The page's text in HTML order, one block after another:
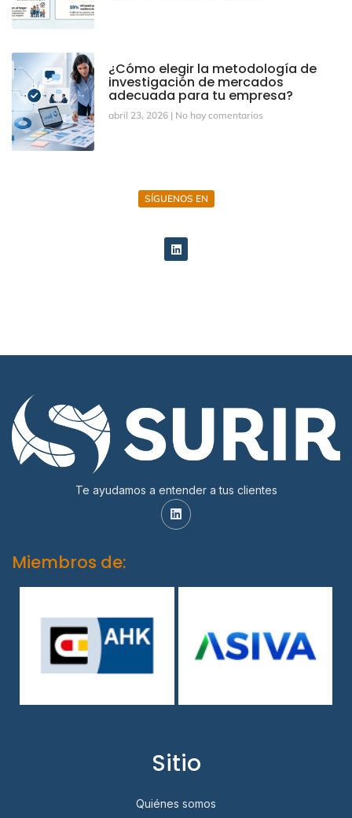
¿Cómo elegir la metodología de
investigación de mercados
adecuada para tu empresa?
abril 23, 2026 No hay comentarios
SÍGUENOS EN
Te ayudamos a entender a tus clientes
Miembros de:
Sitio
Quiénes somos